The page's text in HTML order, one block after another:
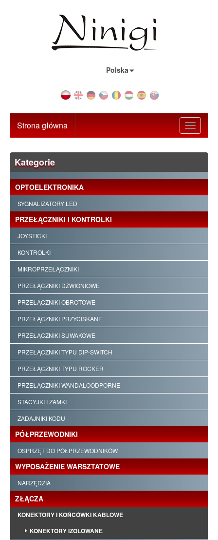
Polska
Toggle
Strona główna
Kategorie
OPTOELEKTRONIKA
SYGNALIZATORY LED
PRZEŁĄCZNIKI I KONTROLKI
JOYSTICKI
KONTROLKI
MIKROPRZEŁĄCZNIKI
PRZEŁĄCZNIKI DŹWIGNIOWE
PRZEŁĄCZNIKI OBROTOWE
PRZEŁĄCZNIKI PRZYCISKANE
PRZEŁĄCZNIKI SUWAKOWE
PRZEŁĄCZNIKI TYPU DIP-SWITCH
PRZEŁĄCZNIKI TYPU ROCKER
PRZEŁĄCZNIKI WANDALOODPORNE
STACYJKI I ZAMKI
ZADAJNIKI KODU
PÓŁPRZEWODNIKI
OSPRZĘT DO PÓŁPRZEWODNIKÓW
WYPOSAŻENIE WARSZTATOWE
NARZĘDZIA
ZŁĄCZA
KONEKTORY I KOŃCÓWKI KABLOWE
KONEKTORY IZOLOWANE